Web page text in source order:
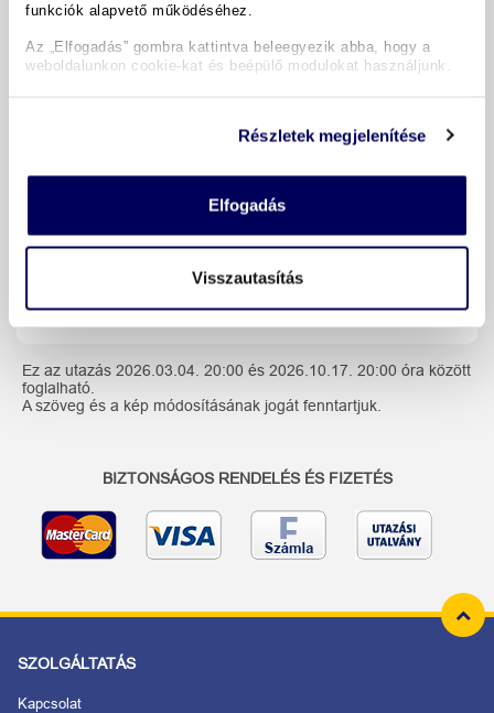
funkciók alapvető működéséhez.
Az „Elfogadás” gombra kattintva beleegyezik abba, hogy a
weboldalunkon cookie-kat és beépülő modulokat használjunk.
Részletek megjelenítése
Elfogadás
Visszautasítás
Előfoglalási kedvezmény
Hotel Tri studnicky ****
További információk
Ez az utazás 2026.03.04. 20:00 és 2026.10.17. 20:00 óra között
foglalható.
A szöveg és a kép módosításának jogát fenntartjuk.
BIZTONSÁGOS RENDELÉS ÉS FIZETÉS
SZOLGÁLTATÁS
Kapcsolat